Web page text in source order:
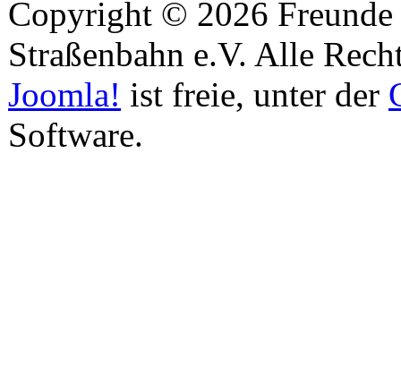
Copyright © 2026
Straßenbahn e.V. Alle
Joomla! ist freie, unter der
Software.